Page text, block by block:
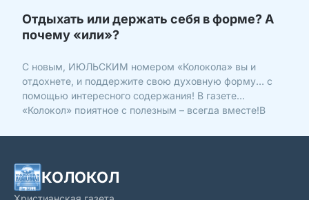
Отдыхать или держать себя в форме? А
почему «или»?
С новым, ИЮЛЬСКИМ номером «Колокола» вы и
отдохнете, и поддержите свою духовную форму… с
помощью интересного содержания! В газете
«Колокол» приятное с полезным – всегда вместе!В
вас: БОГ – НА СВЯЗИ. 3 правды о молитве ЧУДО-
КОЛОКОЛ